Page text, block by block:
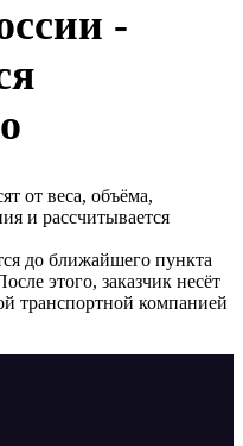
-
от веса, объёма,
и рассчитывается
до ближайшего пункта
этого, заказчик несёт
транспортной компанией